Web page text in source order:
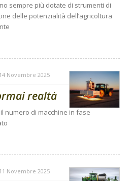
sempre più dotate di strumenti di
delle potenzialità dell’agricoltura
14 Novembre 2025
realtà
numero di macchine in fase
11 Novembre 2025